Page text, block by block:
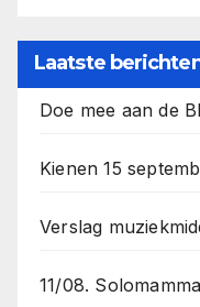
Laatste
Doe mee aan de
Kienen 15
Verslag
11/08.